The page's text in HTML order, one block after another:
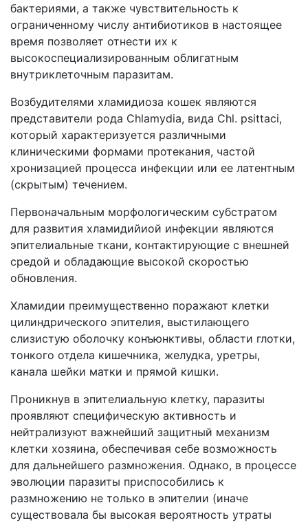
бактериями, а также чувствительность к
ограниченному числу антибиотиков в настоящее
время позволяет отнести их к
высокоспециализированным облигатным
внутриклеточным паразитам.
Возбудителями хламидиоза кошек являются
представители рода Chlamydia, вида Chl. psittaci,
который характеризуется различными
клиническими формами протекания, частой
хронизацией процесса инфекции или ее латентным
(скрытым) течением.
Первоначальным морфологическим субстратом
для развития хламидийиой инфекции являются
эпителиальные ткани, контактирующие с внешней
средой и обладающие высокой скоростью
обновления.
Хламидии преимущественно поражают клетки
цилиндрического эпителия, выстилающего
слизистую оболочку конъюнктивы, области глотки,
тонкого отдела кишечника, желудка, уретры,
канала шейки матки и прямой кишки.
Проникнув в эпителиальную клетку, паразиты
проявляют специфическую активность и
нейтрализуют важнейший защитный механизм
клетки хозяина, обеспечивая себе возможность
для дальнейшего размножения. Однако, в процессе
эволюции паразиты приспособились к
размножению не только в эпителии (иначе
существовала бы высокая вероятность утраты